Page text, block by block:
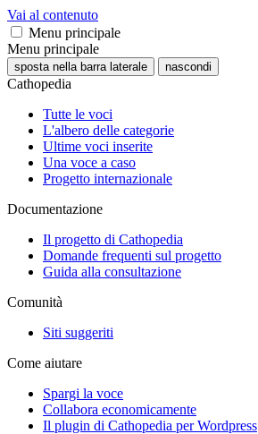
Vai al contenuto
Menu principale
Menu principale
sposta nella barra laterale nascondi
Cathopedia
Tutte le voci
L'albero delle categorie
Ultime voci inserite
Una voce a caso
Progetto internazionale
Documentazione
Il progetto di Cathopedia
Domande frequenti sul progetto
Guida alla consultazione
Comunità
Siti suggeriti
Come aiutare
Spargi la voce
Collabora economicamente
Il plugin di Cathopedia per Wordpress